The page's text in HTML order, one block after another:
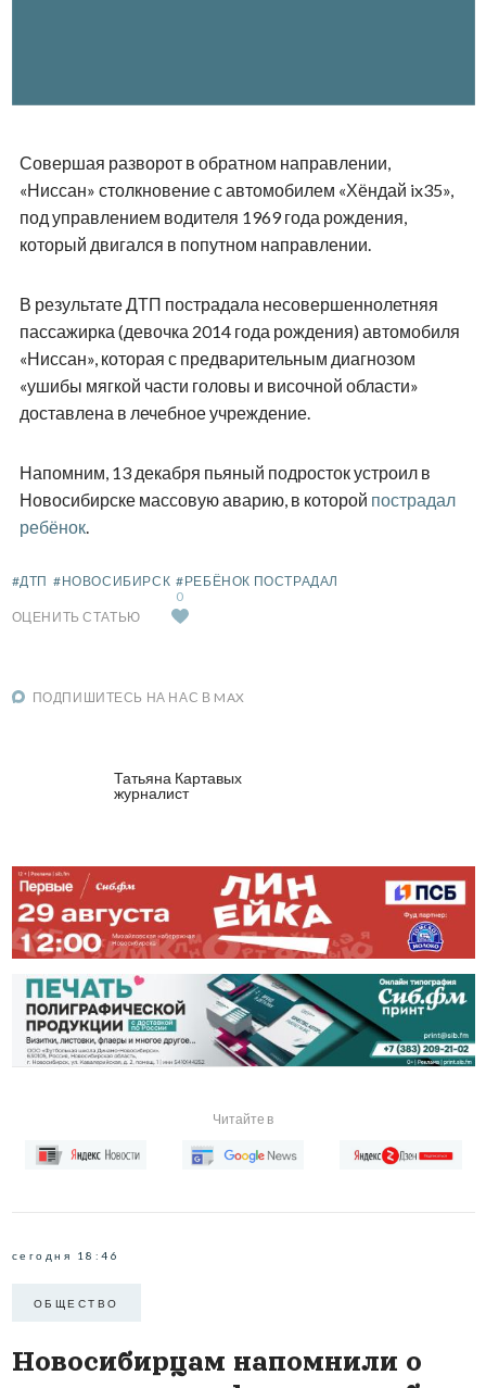
Совершая разворот в обратном направлении,
«Ниссан» столкновение с автомобилем «Хёндай ix35»,
под управлением водителя 1969 года рождения,
который двигался в попутном направлении.
В результате ДТП пострадала несовершеннолетняя
пассажирка (девочка 2014 года рождения) автомобиля
«Ниссан», которая с предварительным диагнозом
«ушибы мягкой части головы и височной области»
доставлена в лечебное учреждение.
Напомним, 13 декабря пьяный подросток устроил в
Новосибирске массовую аварию, в которой пострадал
ребёнок.
#ДТП #НОВОСИБИРСК #РЕБЁНОК ПОСТРАДАЛ
ОЦЕНИТЬ СТАТЬЮ
0
ПОДПИШИТЕСЬ НА НАС В MAX
Татьяна Картавых
журналист
Читайте в
сегодня 18:46
ОБЩЕСТВО
Новосибирцам напомнили о